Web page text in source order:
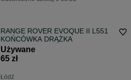
RANGE ROVER EVOQUE II L551
KOŃCÓWKA DRĄŻKA
Używane
65 zł
Łódź